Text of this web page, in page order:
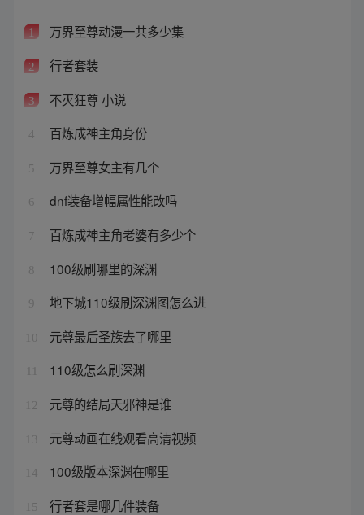
1 万界至尊动漫一共多少集
2 行者套装
3 不灭狂尊 小说
4 百炼成神主角身份
5 万界至尊女主有几个
6 dnf装备增幅属性能改吗
7 百炼成神主角老婆有多少个
8 100级刷哪里的深渊
9 地下城110级刷深渊图怎么进
10 元尊最后圣族去了哪里
110级怎么刷深渊
12 元尊的结局天邪神是谁
13 元尊动画在线观看高清视频
14 100级版本深渊在哪里
15 行者套是哪几件装备